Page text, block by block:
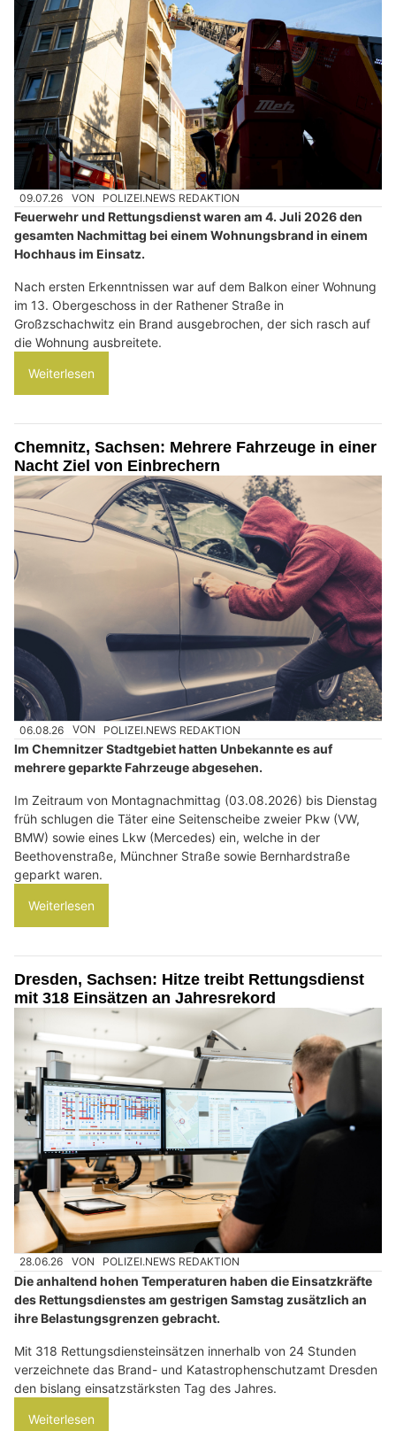
09.07.26 VON POLIZEI.NEWS REDAKTION
Feuerwehr und Rettungsdienst waren am 4. Juli 2026 den
gesamten Nachmittag bei einem Wohnungsbrand in einem
Hochhaus im Einsatz.
Nach ersten Erkenntnissen war auf dem Balkon einer Wohnung
im 13. Obergeschoss in der Rathener Straße in
Großzschachwitz ein Brand ausgebrochen, der sich rasch auf
die Wohnung ausbreitete.
Weiterlesen
Chemnitz, Sachsen: Mehrere Fahrzeuge in einer
Nacht Ziel von Einbrechern
06.08.26 VON POLIZEI.NEWS REDAKTION
Im Chemnitzer Stadtgebiet hatten Unbekannte es auf
mehrere geparkte Fahrzeuge abgesehen.
Im Zeitraum von Montagnachmittag (03.08.2026) bis Dienstag
früh schlugen die Täter eine Seitenscheibe zweier Pkw (VW,
BMW) sowie eines Lkw (Mercedes) ein, welche in der
Beethovenstraße, Münchner Straße sowie Bernhardstraße
geparkt waren.
Weiterlesen
Dresden, Sachsen: Hitze treibt Rettungsdienst
mit 318 Einsätzen an Jahresrekord
28.06.26 VON POLIZEI.NEWS REDAKTION
Die anhaltend hohen Temperaturen haben die Einsatzkräfte
des Rettungsdienstes am gestrigen Samstag zusätzlich an
ihre Belastungsgrenzen gebracht.
Mit 318 Rettungsdiensteinsätzen innerhalb von 24 Stunden
verzeichnete das Brand- und Katastrophenschutzamt Dresden
den bislang einsatzstärksten Tag des Jahres.
Weiterlesen